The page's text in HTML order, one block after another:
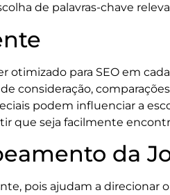
de palavras-chave
para SEO em
consideração,
podem influenciar a
que seja facilmente
da
pois ajudam a direcionar